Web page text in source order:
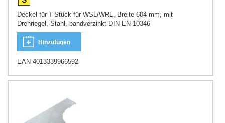
Deckel für T-Stück für WSL/WRL, Breite 604 mm, mit
Drehriegel, Stahl, bandverzinkt DIN EN 10346
Hinzufügen
EAN 4013339966592